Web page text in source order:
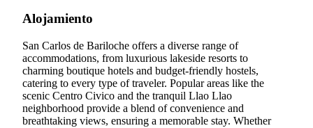
Alojamiento
San Carlos de Bariloche offers a diverse range of
accommodations, from luxurious lakeside resorts to
charming boutique hotels and budget-friendly hostels,
catering to every type of traveler. Popular areas like the
scenic Centro Civico and the tranquil Llao Llao
neighborhood provide a blend of convenience and
breathtaking views, ensuring a memorable stay. Whether